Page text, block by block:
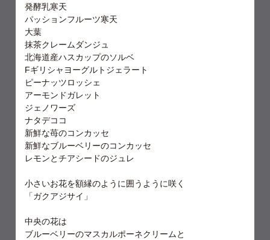
発酵乳寒天
パッションフルーツ寒天
大葉
抹茶クレームダンジュ
北海道産ハスカップのソルベ
Fギリシャヨーグルトジェラート
ピーナッツロッシェ
アーモンドガレット
ジェノワーズ
ナタデココ
新鮮な苺のコンカッセ
新鮮なブルーベリーのコンカッセ
レモンとチアシードのジュレ
小さいお花を額縁のように囲うように咲く
「ガクアジサイ」
中央の花は
ブルーベリーのマスカルポーネクリームと